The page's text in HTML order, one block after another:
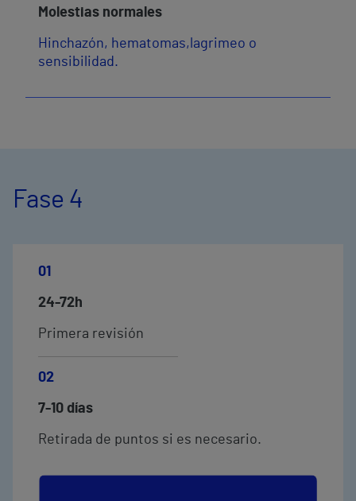
Molestias normales
Hinchazón, hematomas,lagrimeo o
sensibilidad.
Fase 4
01
24-72h
Primera revisión
02
7-10 días
Retirada de puntos si es necesario.